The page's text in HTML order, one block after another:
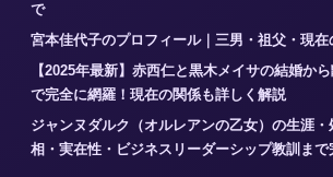
で
宮本佳代子のプロフィール｜三男・祖父・現在
【2025年最新】赤西仁と黒木メイサの結婚か
で完全に網羅！現在の関係も詳しく解説
ジャンヌダルク（オルレアンの乙女）の生涯
相・実在性・ビジネスリーダーシップ教訓まで